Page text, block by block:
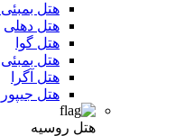
هتل بمبئی
هتل دهلی
هتل گوا
هتل بمبئی
هتل آگرا
هتل جیپور
هتل روسیه